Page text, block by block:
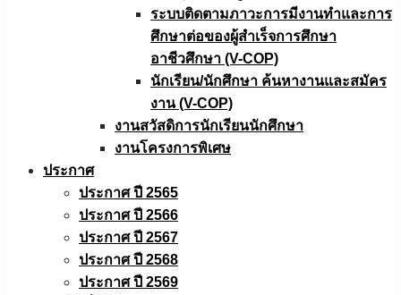
ระบบติดตามภาวะการมีงานทำและการ
ศึกษาต่อของผู้สำเร็จการศึกษา
อาชีวศึกษา (V-COP)
นักเรียน/นักศึกษา ค้นหางานและสมัคร
งาน (V-COP)
งานสวัสดิการนักเรียนนักศึกษา
งานโครงการพิเศษ
ประกาศ
ประกาศ ปี 2565
ประกาศ ปี 2566
ประกาศ ปี 2567
ประกาศ ปี 2568
ประกาศ ปี 2569